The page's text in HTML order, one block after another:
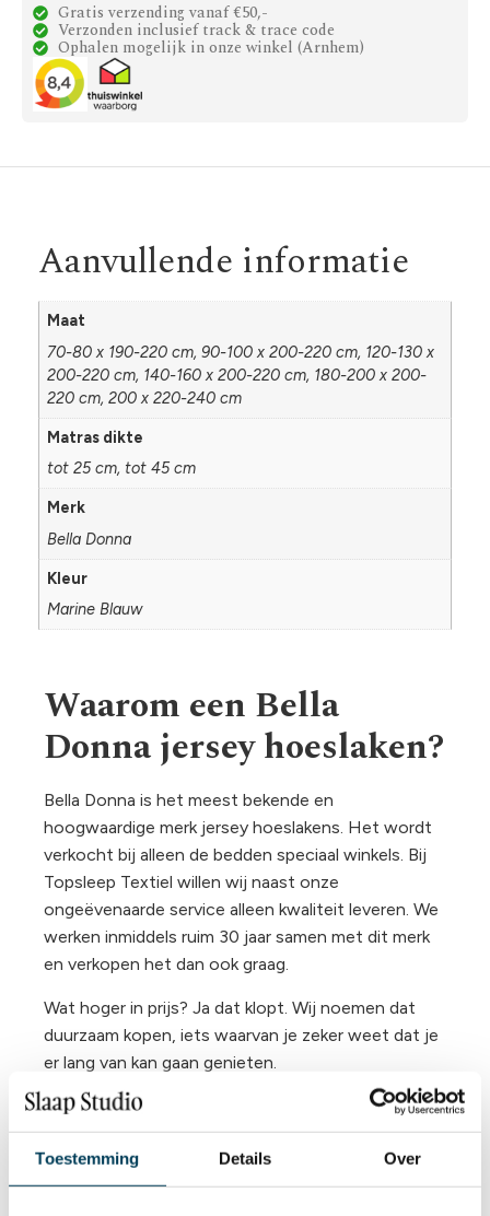
Toestemming Details Over
Gratis verzending vanaf €50,-
Verzonden inclusief track & trace code
Ophalen mogelijk in onze winkel (Arnhem)
Waarom een Bella
Donna jersey hoeslaken?
Bella Donna is het meest bekende en
hoogwaardige merk jersey hoeslakens. Het wordt
verkocht bij alleen de bedden speciaal winkels. Bij
Topsleep Textiel willen wij naast onze
ongeëvenaarde service alleen kwaliteit leveren. We
werken inmiddels ruim 30 jaar samen met dit merk
en verkopen het dan ook graag.
Wat hoger in prijs? Ja dat klopt. Wij noemen dat
duurzaam kopen, iets waarvan je zeker weet dat je
er lang van kan gaan genieten.
Een zware en dikke kwaliteit
Altijd de juiste pasvorm
Kreukels zijn verleden tijd
Zeerlangelevensduur tot wel 8 jaar
Aanvullende informatie
Maat
70-80 x 190-220 cm, 90-100 x 200-220 cm, 120-130 x
200-220 cm, 140-160 x 200-220 cm, 180-200 x 200-
220 cm, 200 x 220-240 cm
Matras dikte
tot 25 cm, tot 45 cm
Merk
Bella Donna
Kleur
Marine Blauw